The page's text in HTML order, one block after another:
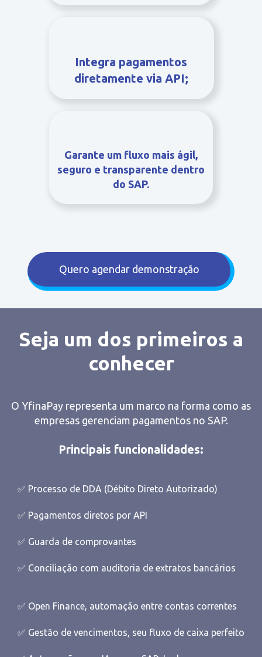
Integra pagamentos
diretamente via API;
Garante um fluxo mais ágil,
seguro e transparente dentro
do SAP.
Quero agendar demonstração
Seja um dos primeiros a
conhecer
O YfinaPay representa um marco na forma como as
empresas gerenciam pagamentos no SAP.
Principais funcionalidades:
✅ Processo de DDA (Débito Direto Autorizado)
✅ Pagamentos diretos por API
✅ Guarda de comprovantes
✅ Conciliação com auditoria de extratos bancários
✅ Open Finance, automação entre contas correntes
✅ Gestão de vencimentos, seu fluxo de caixa perfeito